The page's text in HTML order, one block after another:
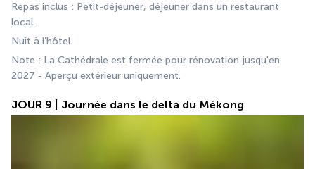
Repas inclus : Petit-déjeuner, déjeuner dans un restaurant
local.
Nuit à l’hôtel.
Note : La Cathédrale est fermée pour rénovation jusqu'en
2027 - Aperçu extérieur uniquement.
JOUR 9 | Journée dans le delta du Mékong